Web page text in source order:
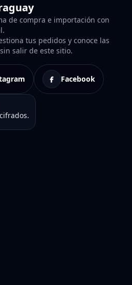
de compra e importación con
tus pedidos y conoce las
salir de este sitio.
Facebook